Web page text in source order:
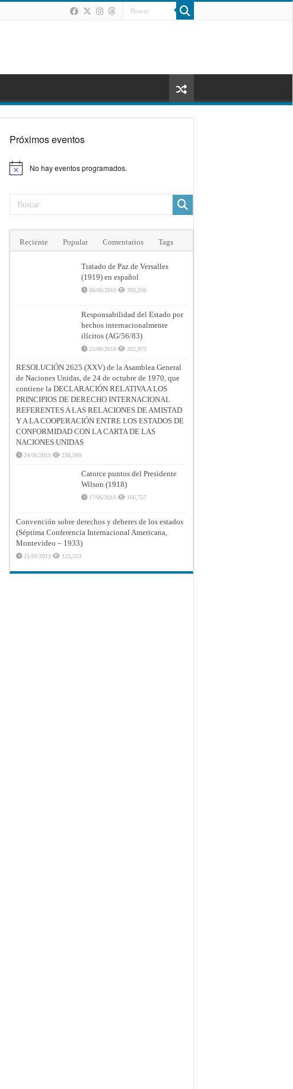
Próximos eventos
Aviso No hay eventos programados.
Reciente Popular Comentarios Tags
Tratado de Paz de Versalles
(1919) en español
06/06/2010 393,936
Responsabilidad del Estado por
hechos internacionalmente
ilícitos (AG/56/83)
25/06/2010 262,973
RESOLUCIÓN 2625 (XXV) de la Asamblea General
de Naciones Unidas, de 24 de octubre de 1970, que
contiene la DECLARACIÓN RELATIVA A LOS
PRINCIPIOS DE DERECHO INTERNACIONAL
REFERENTES A LAS RELACIONES DE AMISTAD
Y A LA COOPERACIÓN ENTRE LOS ESTADOS DE
CONFORMIDAD CON LA CARTA DE LAS
NACIONES UNIDAS
24/06/2010 238,569
Catorce puntos del Presidente
Wilson (1918)
17/06/2010 166,757
Convención sobre derechos y deberes de los estados
(Séptima Conferencia Internacional Americana,
Montevideo – 1933)
21/01/2013 123,553